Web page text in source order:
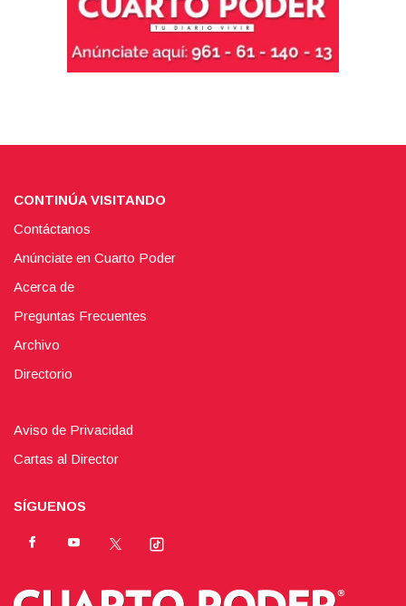
CONTINÚA VISITANDO
Contáctanos
Anúnciate en Cuarto Poder
Acerca de
Preguntas Frecuentes
Archivo
Directorio
Aviso de Privacidad
Cartas al Director
SÍGUENOS